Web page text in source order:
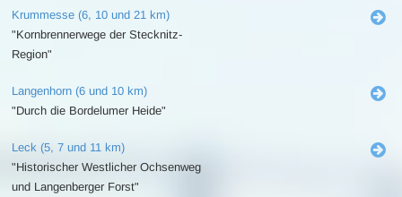
Krummesse (6, 10 und 21 km)
"Kornbrennerwege der Stecknitz-
Region"
Langenhorn (6 und 10 km)
"Durch die Bordelumer Heide"
Leck (5, 7 und 11 km)
"Historischer Westlicher Ochsenweg
und Langenberger Forst"